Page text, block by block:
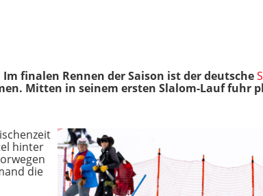
finalen Rennen der Saison ist der deutsche
Mitten in seinem ersten Slalom-Lauf fuhr
hinter
die